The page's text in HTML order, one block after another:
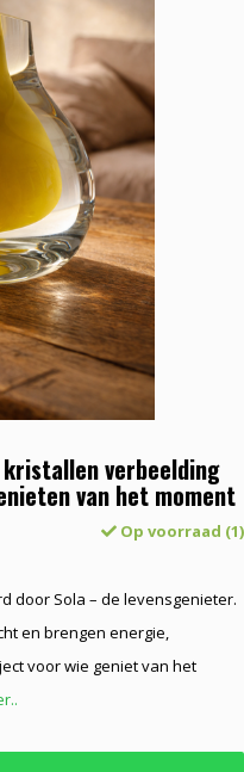
kristallen verbeelding
van het moment
Op voorraad (1)
door Sola – de levensgenieter.
en brengen energie,
voor wie geniet van het